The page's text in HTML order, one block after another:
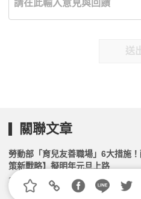
送
關聯文章
勞動部「育兒友善職場」6大措施
策新戰略】擬明年元旦上路
2026.05.28 | 104小編 | 3743觀看數